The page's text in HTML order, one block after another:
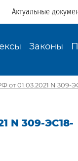
Актуальные
Законы
от 01.03.2021 N 309-
N 309-ЭС18-